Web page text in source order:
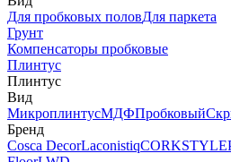
Для пробковых половДля паркета
Грунт
Компенсаторы пробковые
Плинтус
Плинтус
Вид
МикроплинтусМДФПробковый
Бренд
Cosca DecorLaconistiqCORKSTYLE